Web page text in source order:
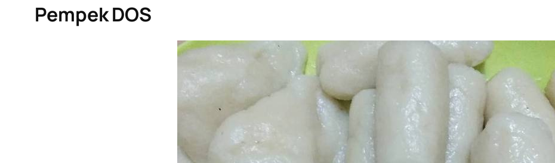
Pempek DOS